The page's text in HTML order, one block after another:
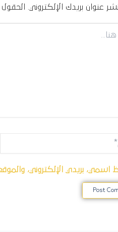
عنوان بريدك الإلكتروني. الحقول
اسمي، بريدي الإلكتروني،